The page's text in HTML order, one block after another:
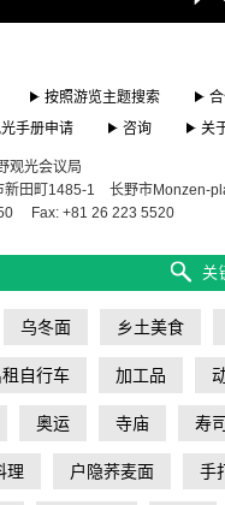
按照游览主题搜索
手册申请 咨询 关
观光会议局
新田町1485-1 长野市Monzen-
Fax: +81 26 223 5520
关
乌冬面 乡土美食
租自行车 加工品
奥运 寺庙 寿司
理 户隐荞麦面 手